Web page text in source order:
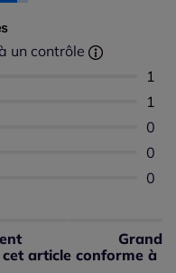
un contrôle
1
1
0
0
0
Grand
clients
article conforme à